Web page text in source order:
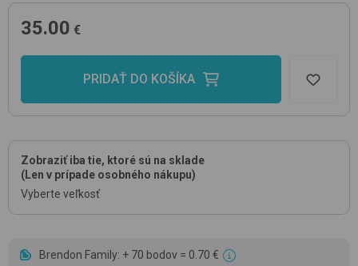
35.00 €
PRIDAŤ DO KOŠÍKA
Zobraziť iba tie, ktoré sú na sklade
(Len v prípade osobného nákupu)
Vyberte veľkosť
Brendon Family: + 70 bodov = 0.70 €